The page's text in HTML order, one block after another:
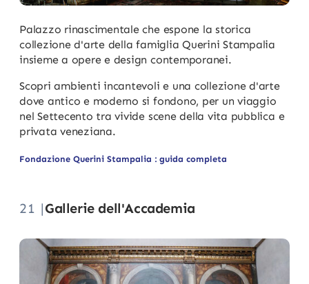
Palazzo rinascimentale che espone la storica
collezione d'arte della famiglia Querini Stampalia
insieme a opere e design contemporanei.
Scopri ambienti incantevoli e una collezione d'arte
dove antico e moderno si fondono, per un viaggio
nel Settecento tra vivide scene della vita pubblica e
privata veneziana.
Fondazione Querini Stampalia : guida completa
21 |Gallerie dell'Accademia